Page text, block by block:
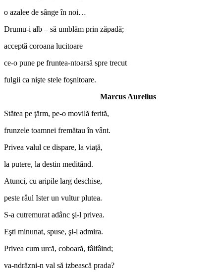
o azalee de sânge în noi…
Drumu-i alb – să umblăm prin zăpadă;
acceptă coroana lucitoare
ce-o pune pe fruntea-ntoarsă spre trecut
fulgii ca nişte stele foşnitoare.
Marcus Aurelius
Stătea pe ţărm, pe-o movilă ferită,
frunzele toamnei fremătau în vânt.
Privea valul ce dispare, la viaţă,
la putere, la destin meditând.
Atunci, cu aripile larg deschise,
peste râul Ister un vultur plutea.
S-a cutremurat adânc şi-l privea.
Eşti minunat, spuse, şi-l admira.
Privea cum urcă, coboară, fâlfâind;
va-ndrăzni-n val să izbească prada?